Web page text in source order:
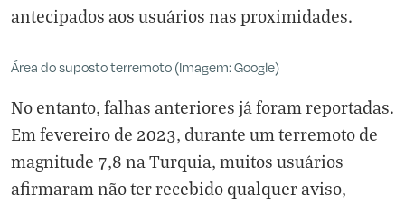
antecipados aos usuários nas proximidades.
Área do suposto terremoto (Imagem: Google)
No entanto, falhas anteriores já foram reportadas.
Em fevereiro de 2023, durante um terremoto de
magnitude 7,8 na Turquia, muitos usuários
afirmaram não ter recebido qualquer aviso,